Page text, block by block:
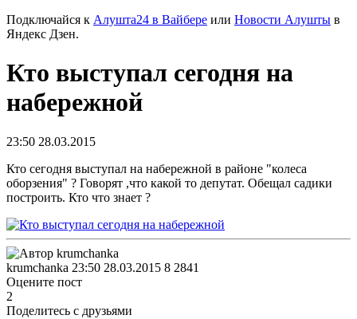
Подключайся к Алушта24 в Вайбере или Новости Алушты в
Яндекс Дзен.
Кто выступал сегодня на
набережной
23:50 28.03.2015
Кто сегодня выступал на набережной в районе "колеса
оборзения" ? Говорят ,что какой то депутат. Обещал садики
построить. Кто что знает ?
krumchanka 23:50 28.03.2015 8 2841
Оцените пост
2
Поделитесь с друзьями